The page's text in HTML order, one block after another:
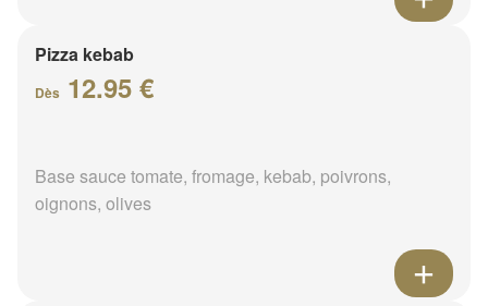
Pizza kebab
Dès 12.95 €
Base sauce tomate, fromage, kebab, poivrons,
oignons, olives